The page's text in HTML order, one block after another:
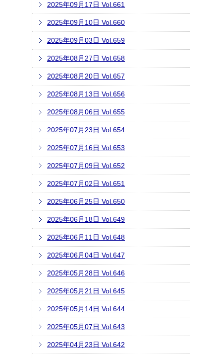
2025年09月17日 Vol.661
2025年09月10日 Vol.660
2025年09月03日 Vol.659
2025年08月27日 Vol.658
2025年08月20日 Vol.657
2025年08月13日 Vol.656
2025年08月06日 Vol.655
2025年07月23日 Vol.654
2025年07月16日 Vol.653
2025年07月09日 Vol.652
2025年07月02日 Vol.651
2025年06月25日 Vol.650
2025年06月18日 Vol.649
2025年06月11日 Vol.648
2025年06月04日 Vol.647
2025年05月28日 Vol.646
2025年05月21日 Vol.645
2025年05月14日 Vol.644
2025年05月07日 Vol.643
2025年04月23日 Vol.642